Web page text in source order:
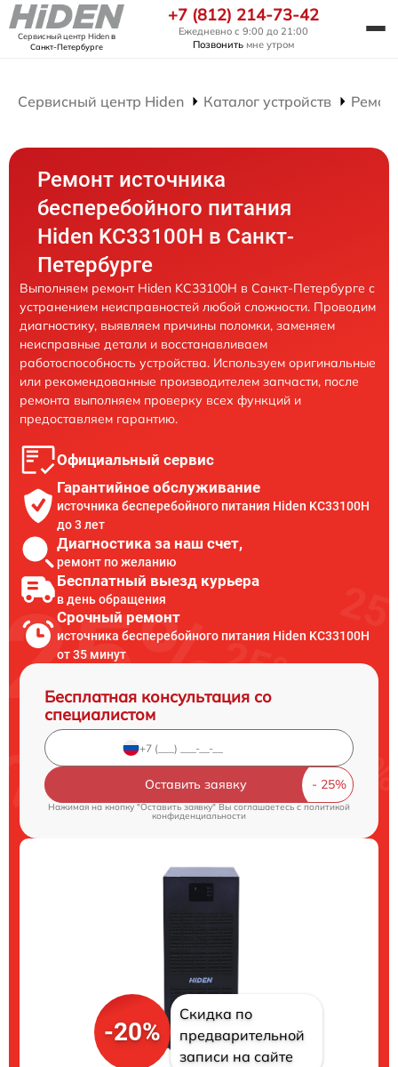
Сервисный центр Hidenв
Санкт-Петербурге
+7 (812) 214-73-42
Ежедневно с 9:00 до 21:00
Позвонить мне утром
Сервисный центр Hiden Каталог устройств
Ремонт источника
бесперебойного питания
Hiden KC33100H в Санкт-
Петербурге
Выполняем ремонт Hiden KC33100H в Санкт-Петербурге с
устранением неисправностей любой сложности. Проводим
диагностику, выявляем причины поломки, заменяем
неисправные детали и восстанавливаем
работоспособность устройства. Используем оригинальные
или рекомендованные производителем запчасти, после
ремонта выполняем проверку всех функций и
предоставляем гарантию.
Официальный сервис
Гарантийное обслуживание
источника бесперебойного питания Hiden KC33100H
до 3 лет
Диагностика за наш счет,
ремонт по желанию
Бесплатный выезд курьера
в день обращения
Срочный ремонт
источника бесперебойного питания Hiden KC33100H
от 35 минут
Бесплатная консультация со
специалистом
Оставить заявку
Нажимая на кнопку "Оставить заявку" Вы соглашаетесь c политикой
конфиденциальности
-20%
Скидка по
предварительной
записи на сайте